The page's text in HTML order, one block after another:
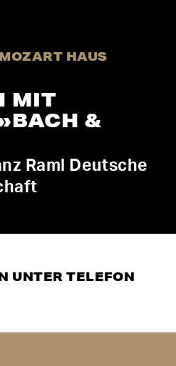
HAUS
MIT
&
Raml
Deutsche
UNTER TELEFON